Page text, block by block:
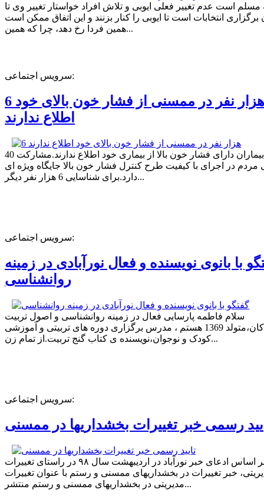
مسلم است عدم تغییر فعلی ایوبی و تلاش افراد خواستار تغییر وی تا
برگزاری انتخابات است تا ایوبی را کنار بزنند و این اتفاق ممکن است
همین فردا رخ دهد، چرا که همین...
سرویس اجتماعی:
6 هزار نفر در ممسنی از فشار خون بالای خود
اطلاع ندارند
40 درصد بیماران دارای فشار خون بالا از بیماری خود اطلاع ندارند.مشارکت
در اجرای با کیفیت طرح کنترل فشار خون بالا جایگاه ویژه ای
دارد.برای شناسایی 6 هزار نفر دیگر...
سرویس اجتماعی:
با بانوی نویسنده و فعال نورآبادی در زمینه
روانشناسی
سلام فاطمه پارسایی فعال در زمینه روانشناسی و اصول تربیت
کودکان،متولد 1369 هستم ، مدرس برگزاری دوره های تربیتی و آموزشی
کودک و نوجوان،نویسنده ی کتاب گنج تربیت.از تمام زن...
سرویس اجتماعی:
رسمی خبر تغییرات بخشداریها در ممسنی
بر اساس ادعای خبر نورآباد در اردیبهشت سال ۹۸ در راستای تغییرات
خبر تغییرات در بخشداریهای ممسنی و رستم با عنوان تغییرات
مدیریتی در بخشداریهای ممسنی و رستم منتشر...